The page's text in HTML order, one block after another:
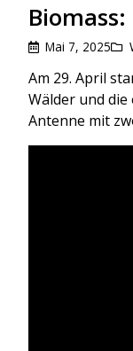
Mai 7, 2025
Am 29. April
Wälder und
Antenne mit